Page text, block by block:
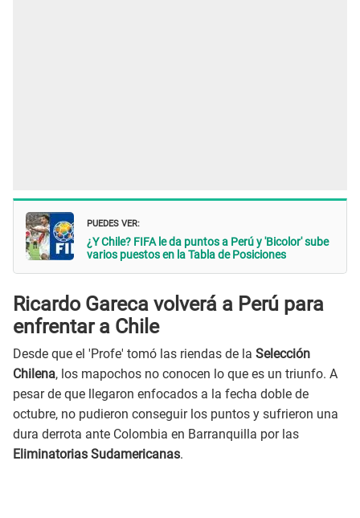
PUEDES VER:
¿Y Chile? FIFA le da puntos a Perú y 'Bicolor' sube
varios puestos en la Tabla de Posiciones
Ricardo Gareca volverá a Perú para
enfrentar a Chile
Desde que el 'Profe' tomó las riendas de la Selección
Chilena, los mapochos no conocen lo que es un triunfo. A
pesar de que llegaron enfocados a la fecha doble de
octubre, no pudieron conseguir los puntos y sufrieron una
dura derrota ante Colombia en Barranquilla por las
Eliminatorias Sudamericanas.